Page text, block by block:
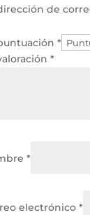
de
*
*
*
electrónico*